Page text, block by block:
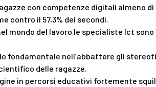
con competenze digitali almeno di
contro il 57,3% dei secondi.
mondo del lavoro le specialiste Ict sono
fondamentale nell’abbattere gli
delle ragazze.
in percorsi educativi fortemente